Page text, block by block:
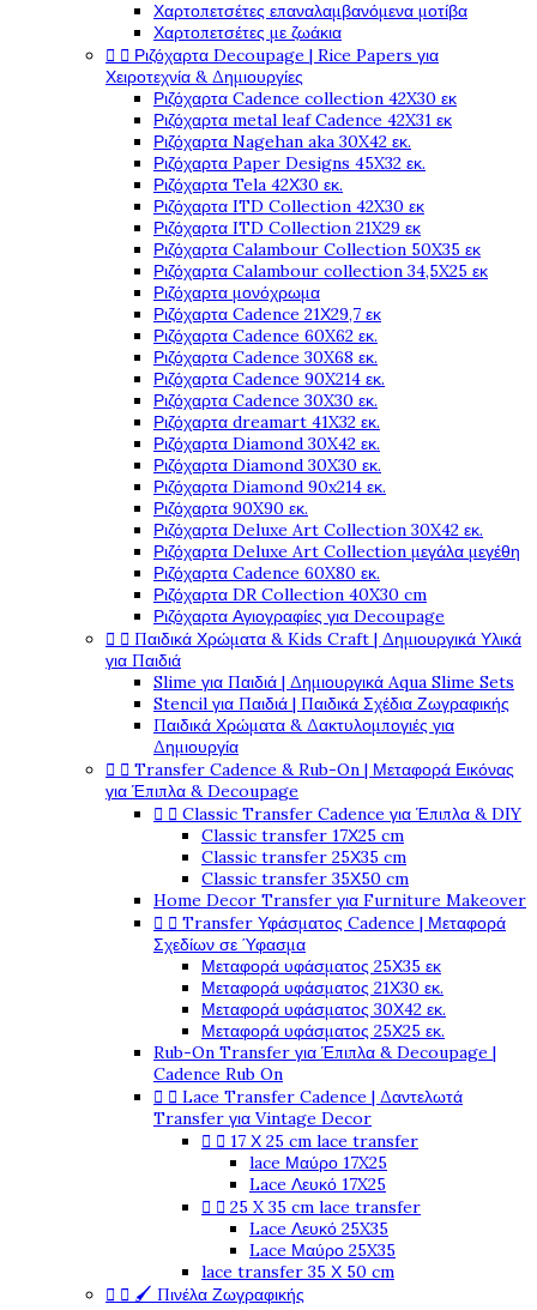
Χαρτοπετσέτες επαναλαμβανόμενα μοτίβα
Χαρτοπετσέτες με ζωάκια
  Ριζόχαρτα Decoupage | Rice Papers για
Χειροτεχνία & Δημιουργίες
Ριζόχαρτα Cadence collection 42X30 εκ
Ριζόχαρτα metal leaf Cadence 42X31 εκ
Ριζόχαρτα Nagehan aka 30X42 εκ.
Ριζόχαρτα Paper Designs 45X32 εκ.
Ριζόχαρτα Tela 42Χ30 εκ.
Ριζόχαρτα ITD Collection 42X30 εκ
Ριζόχαρτα ITD Collection 21X29 εκ
Ριζόχαρτα Calambour Collection 50X35 εκ
Ριζόχαρτα Calambour collection 34,5X25 εκ
Ριζόχαρτα μονόχρωμα
Ριζόχαρτα Cadence 21Χ29,7 εκ
Ριζόχαρτα Cadence 60X62 εκ.
Ριζόχαρτα Cadence 30X68 εκ.
Ριζόχαρτα Cadence 90X214 εκ.
Ριζόχαρτα Cadence 30X30 εκ.
Ριζόχαρτα dreamart 41X32 εκ.
Ριζόχαρτα Diamond 30X42 εκ.
Ριζόχαρτα Diamond 30X30 εκ.
Ριζόχαρτα Diamond 90x214 εκ.
Ριζόχαρτα 90X90 εκ.
Ριζόχαρτα Deluxe Art Collection 30X42 εκ.
Ριζόχαρτα Deluxe Art Collection μεγάλα μεγέθη
Ριζόχαρτα Cadence 60X80 εκ.
Ριζόχαρτα DR Collection 40X30 cm
Ριζόχαρτα Αγιογραφίες για Decoupage
  Παιδικά Χρώματα & Kids Craft | Δημιουργικά Υλικά
για Παιδιά
Slime για Παιδιά | Δημιουργικά Aqua Slime Sets
Stencil για Παιδιά | Παιδικά Σχέδια Ζωγραφικής
Παιδικά Χρώματα & Δακτυλομπογιές για
Δημιουργία
  Transfer Cadence & Rub-On | Μεταφορά Εικόνας
για Έπιπλα & Decoupage
  Classic Transfer Cadence για Έπιπλα & DIY
Classic transfer 17Χ25 cm
Classic transfer 25Χ35 cm
Classic transfer 35Χ50 cm
Home Decor Transfer για Furniture Makeover
  Transfer Υφάσματος Cadence | Μεταφορά
Σχεδίων σε Ύφασμα
Μεταφορά υφάσματος 25Χ35 εκ
Μεταφορά υφάσματος 21Χ30 εκ.
Μεταφορά υφάσματος 30Χ42 εκ.
Μεταφορά υφάσματος 25Χ25 εκ.
Rub-On Transfer για Έπιπλα & Decoupage |
Cadence Rub On
  Lace Transfer Cadence | Δαντελωτά
Transfer για Vintage Decor
  17 Χ 25 cm lace transfer
lace Μαύρο 17X25
Lace Λευκό 17X25
  25 X 35 cm lace transfer
Lace Λευκό 25X35
Lace Μαύρο 25X35
lace transfer 35 Χ 50 cm
  🖌️ Πινέλα Ζωγραφικής